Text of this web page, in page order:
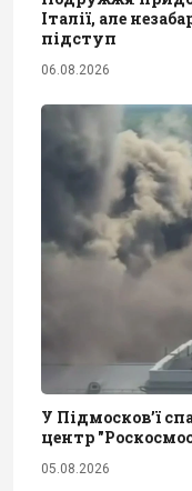
Італії, але
підступ
06.08.2026
У Підмосков’ї
центр
05.08.2026